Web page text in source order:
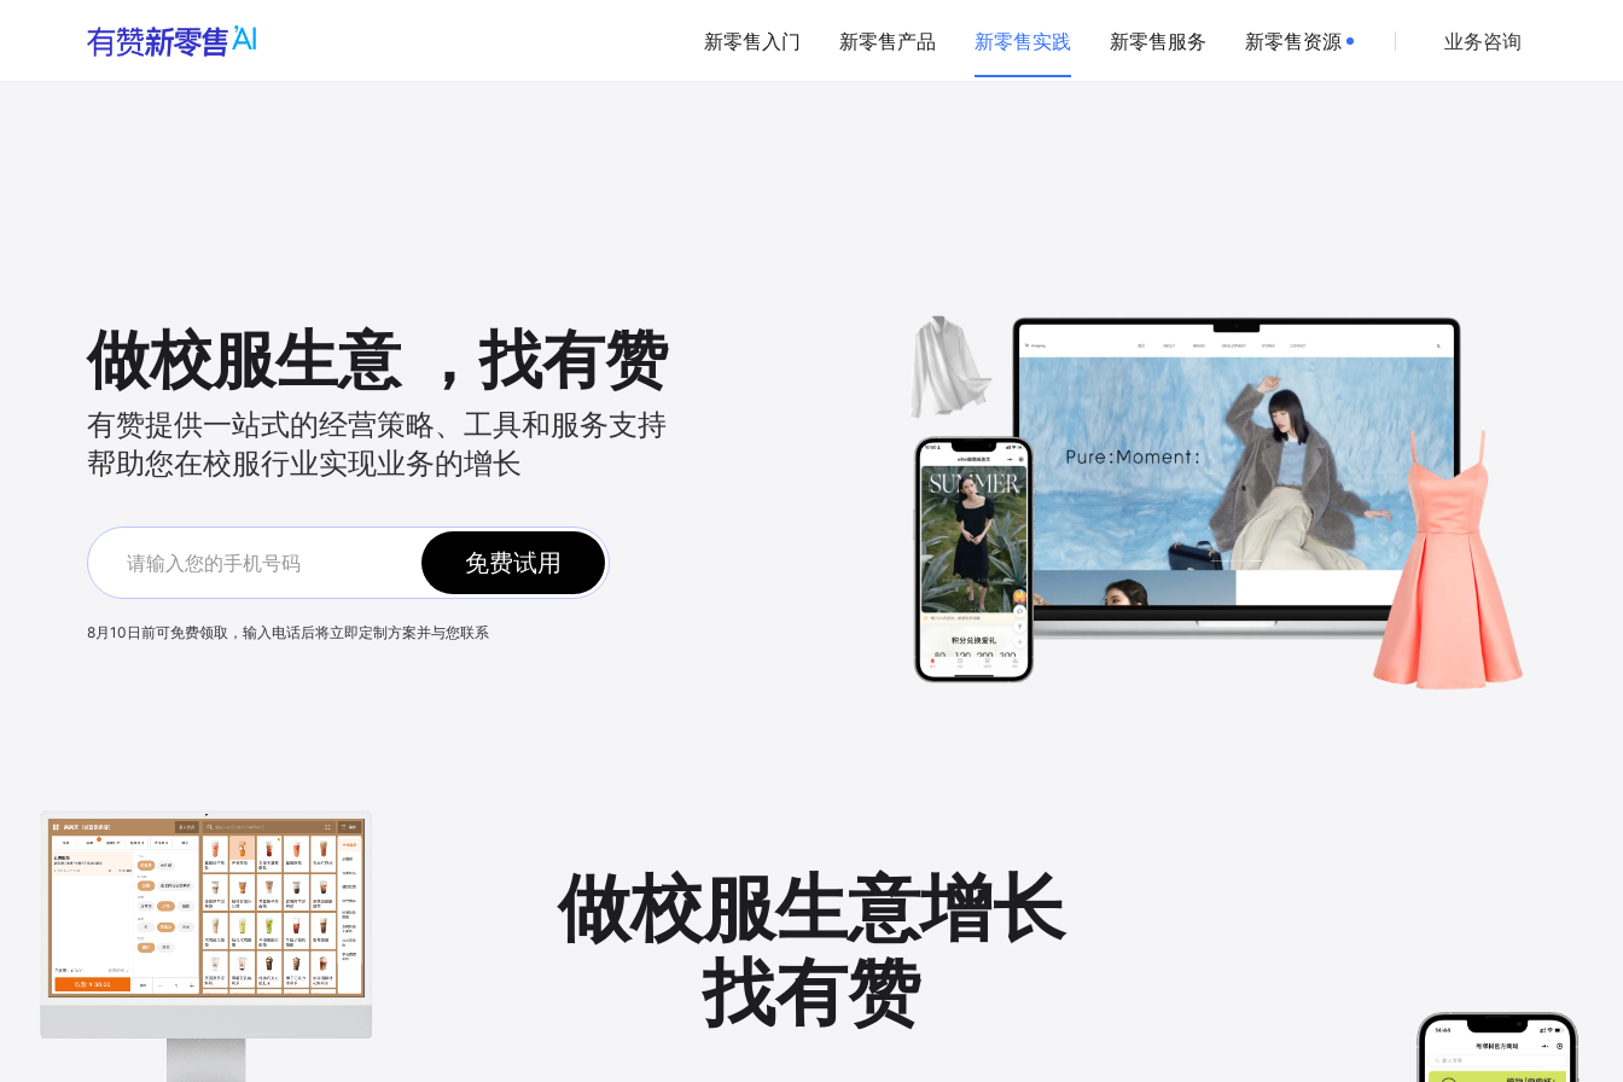
新零售入门 新零售产品 新零售实践 新零售服务 新零售资源 业务咨询
做校服生意 ，找有赞
有赞提供一站式的经营策略、工具和服务支持
帮助您在校服行业实现业务的增长
免费试用
8月10日前可免费领取，输入电话后将立即定制方案并与您联系
做校服生意增长
找有赞